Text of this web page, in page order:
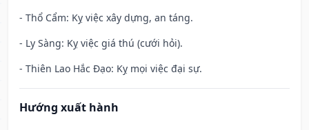
- Thổ Cẩm: Kỵ việc xây dựng, an táng.
- Ly Sàng: Kỵ việc giá thú (cưới hỏi).
- Thiên Lao Hắc Đạo: Kỵ mọi việc đại sự.
Hướng xuất hành